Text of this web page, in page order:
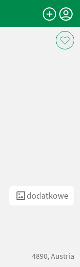
dodatkowe
4890, Austria